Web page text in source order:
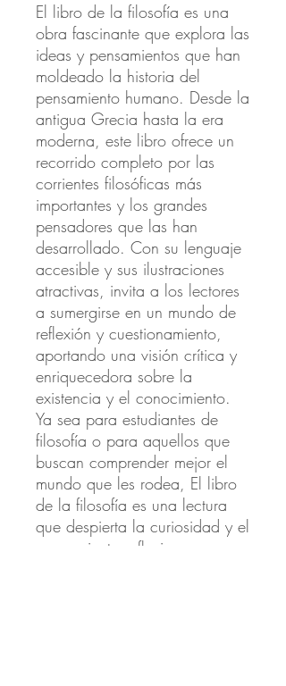
El libro de la filosofía es una
obra fascinante que explora las
ideas y pensamientos que han
moldeado la historia del
pensamiento humano. Desde la
antigua Grecia hasta la era
moderna, este libro ofrece un
recorrido completo por las
corrientes filosóficas más
importantes y los grandes
pensadores que las han
desarrollado. Con su lenguaje
accesible y sus ilustraciones
atractivas, invita a los lectores
a sumergirse en un mundo de
reflexión y cuestionamiento,
aportando una visión crítica y
enriquecedora sobre la
existencia y el conocimiento.
Ya sea para estudiantes de
filosofía o para aquellos que
buscan comprender mejor el
mundo que les rodea, El libro
de la filosofía es una lectura
que despierta la curiosidad y el
pensamiento reflexivo.